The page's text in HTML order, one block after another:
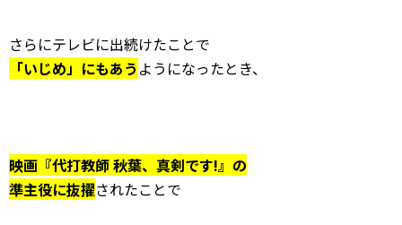
さらにテレビに出続けたことで
「いじめ」にもあうようになったとき、
映画『代打教師 秋葉、真剣です!』の
準主役に抜擢されたことで